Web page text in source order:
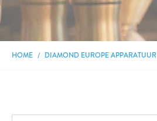
HOME DIAMOND EUROPE APPARATUUR